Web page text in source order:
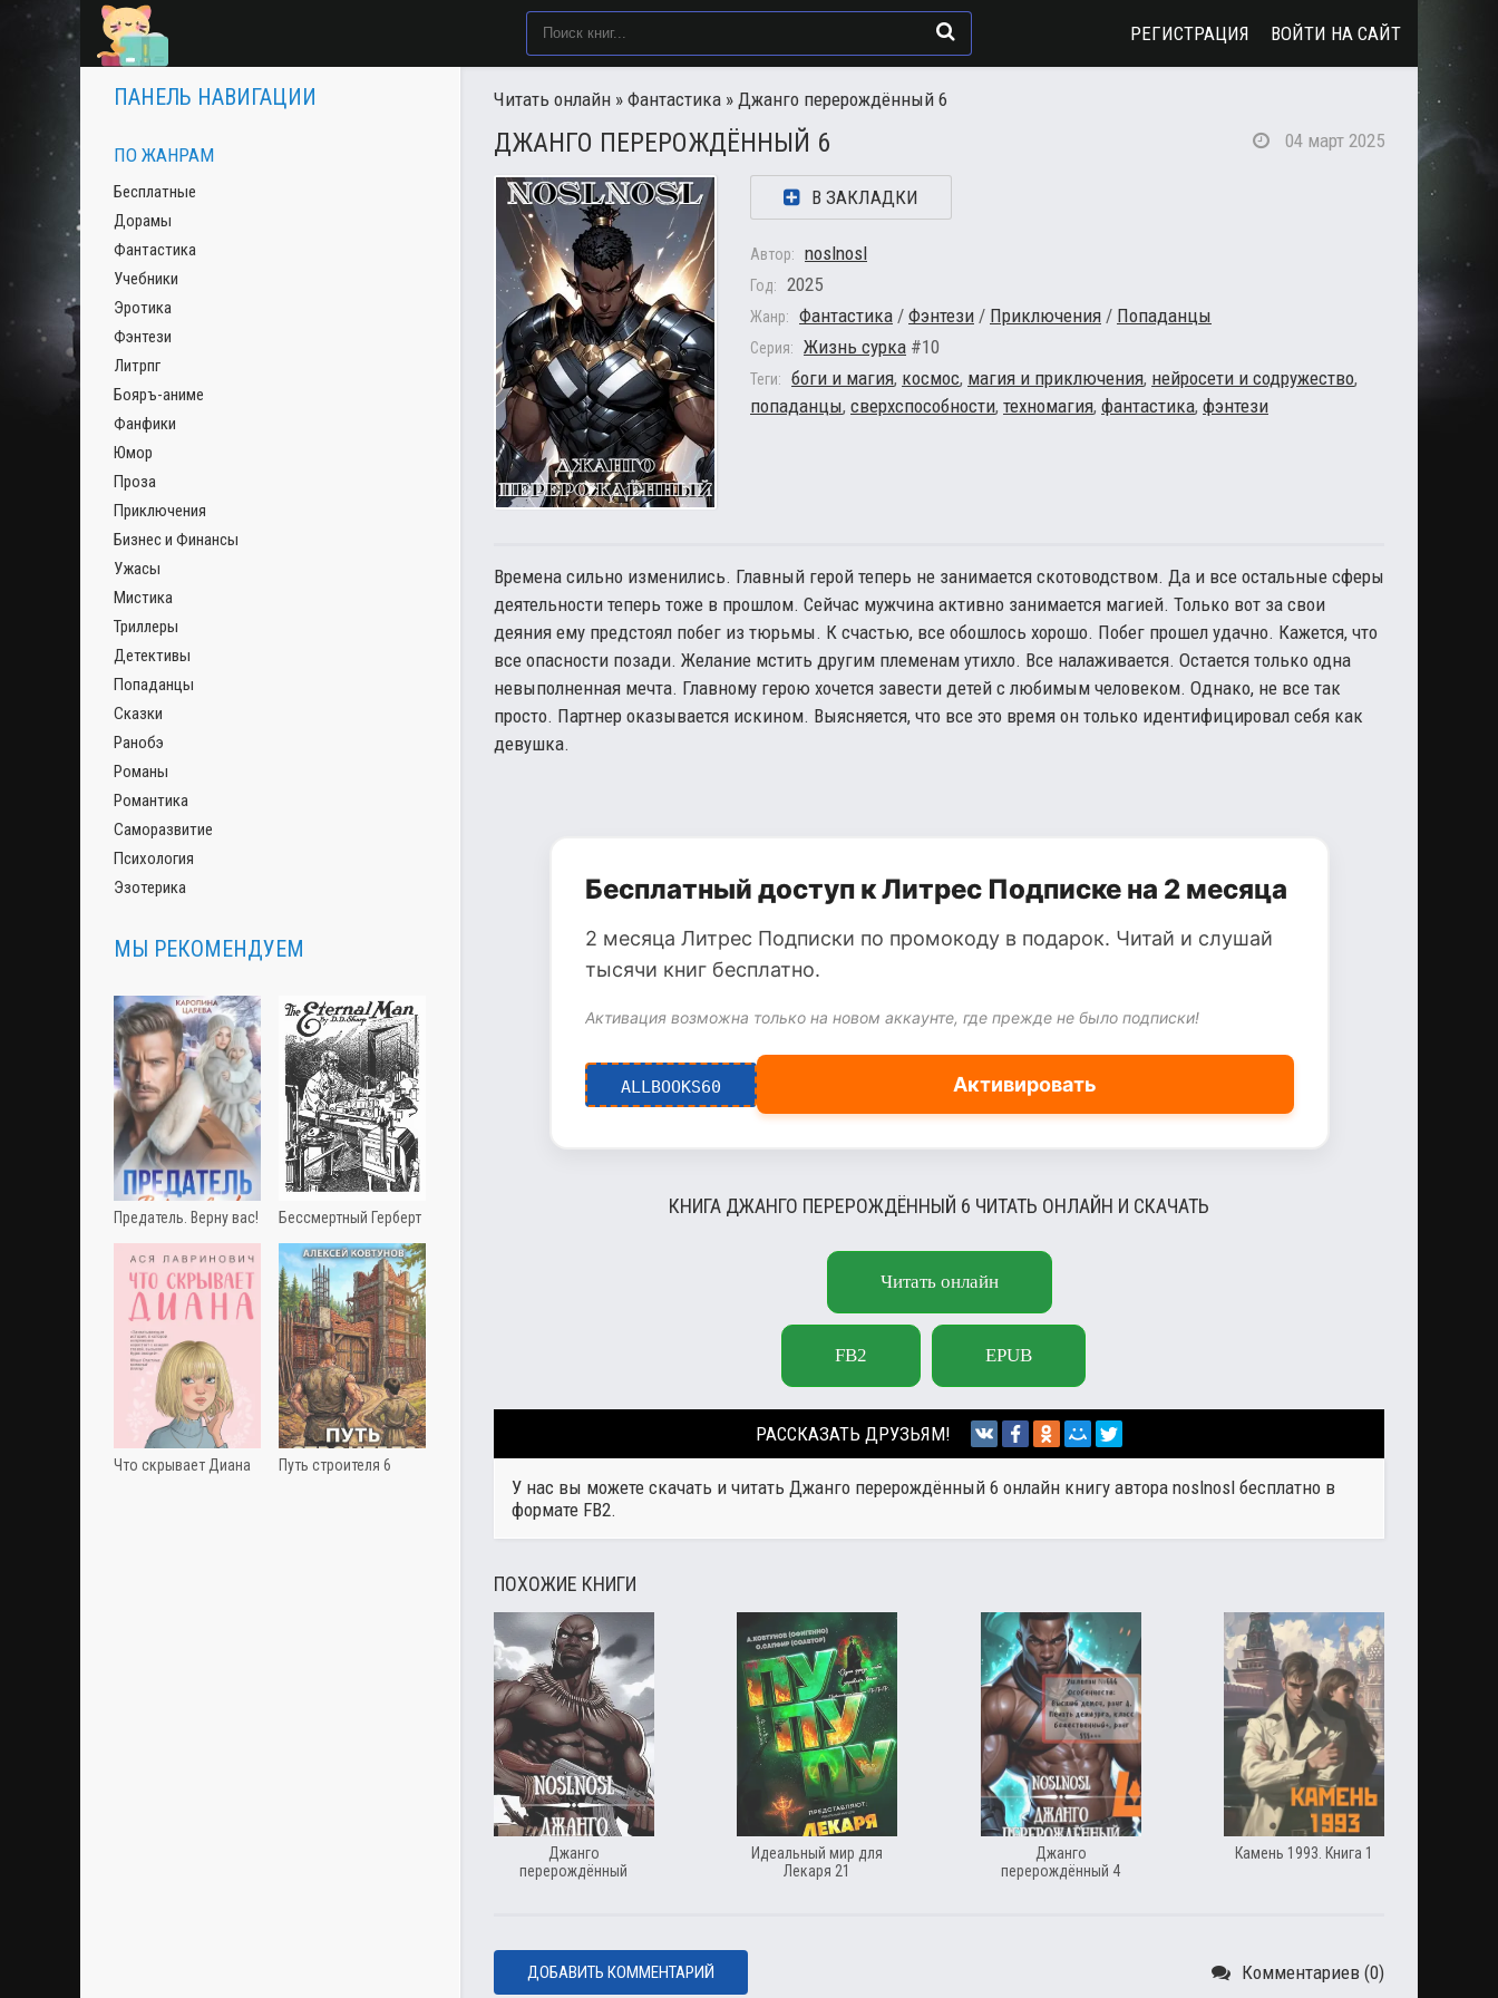
Читать онлайн » Фантастика » Джанго перерождённый 6
ДЖАНГО ПЕРЕРОЖДЁННЫЙ 6 04 март 2025
В ЗАКЛАДКИ
Автор: noslnosl
Год: 2025
Жанр: Фантастика / Фэнтези / Приключения / Попаданцы
Серия: Жизнь сурка #10
Теги: боги и магия, космос, магия и приключения, нейросети и содружество,
попаданцы, сверхспособности, техномагия, фантастика, фэнтези
Времена сильно изменились. Главный герой теперь не занимается скотоводством. Да и все остальные сферы
деятельности теперь тоже в прошлом. Сейчас мужчина активно занимается магией. Только вот за свои
деяния ему предстоял побег из тюрьмы. К счастью, все обошлось хорошо. Побег прошел удачно. Кажется, что
все опасности позади. Желание мстить другим племенам утихло. Все налаживается. Остается только одна
невыполненная мечта. Главному герою хочется завести детей с любимым человеком. Однако, не все так
просто. Партнер оказывается искином. Выясняется, что все это время он только идентифицировал себя как
девушка.
Бесплатный доступ к Литрес Подписке на 2 месяца
2 месяца Литрес Подписки по промокоду в подарок. Читай и слушай
тысячи книг бесплатно.
Активация возможна только на новом аккаунте, где прежде не было подписки!
ALLBOOKS60 Активировать
КНИГА ДЖАНГО ПЕРЕРОЖДЁННЫЙ 6 ЧИТАТЬ ОНЛАЙН И СКАЧАТЬ
Читать онлайн
FB2 EPUB
РАССКАЗАТЬ ДРУЗЬЯМ!
У нас вы можете скачать и читать Джанго перерождённый 6 онлайн книгу автора noslnosl бесплатно в
формате FB2.
ПОХОЖИЕ КНИГИ
Джанго
перерождённый
Идеальный мир для
Лекаря 21
Джанго
перерождённый 4
Камень 1993. Книга 1
ДОБАВИТЬ КОММЕНТАРИЙ Комментариев (0)
ПАНЕЛЬ НАВИГАЦИИ
ПО ЖАНРАМ
Бесплатные
Дорамы
Фантастика
Учебники
Эротика
Фэнтези
Литрпг
Бояръ-аниме
Фанфики
Юмор
Проза
Приключения
Бизнес и Финансы
Ужасы
Мистика
Триллеры
Детективы
Попаданцы
Сказки
Ранобэ
Романы
Романтика
Саморазвитие
Психология
Эзотерика
МЫ РЕКОМЕНДУЕМ
Предатель. Верну вас! Бессмертный Герберт
Что скрывает Диана Путь строителя 6
РЕГИСТРАЦИЯ ВОЙТИ НА САЙТ